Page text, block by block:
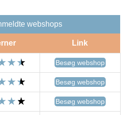
webshops
Link
Besøg webshop
Besøg webshop
Besøg webshop